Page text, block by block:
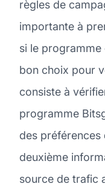
règles de
importante à
si le
bon choix pour
consiste à
programme
des préférences
deuxième
source de trafic